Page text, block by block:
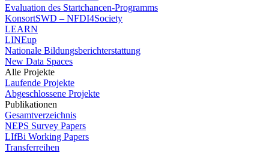
Evaluation des Startchancen-Programms
KonsortSWD – NFDI4Society
LEARN
LINEup
Nationale Bildungsberichterstattung
New Data Spaces
Alle Projekte
Laufende Projekte
Abgeschlossene Projekte
Publikationen
Gesamtverzeichnis
NEPS Survey Papers
LIfBi Working Papers
Transferreihen